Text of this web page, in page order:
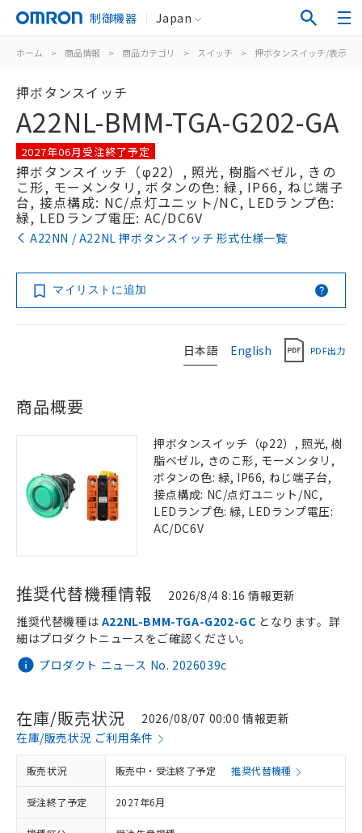
制御機器 Japan
ホーム > 商品情報 > 商品カテゴリ > スイッチ > 押ボタンスイッチ/表示灯
押ボタンスイッチ
A22NL-BMM-TGA-G202-GA
2027年06月受注終了予定
押ボタンスイッチ（φ22）, 照光, 樹脂ベゼル, きの
こ形, モーメンタリ, ボタンの色: 緑, IP66, ねじ端子
台, 接点構成: NC/点灯ユニット/NC, LEDランプ色:
緑, LEDランプ電圧: AC/DC6V
A22NN / A22NL 押ボタンスイッチ 形式仕様一覧
マイリストに追加
日本語 English PDF出力
商品概要
押ボタンスイッチ（φ22）, 照光, 樹
脂ベゼル, きのこ形, モーメンタリ,
ボタンの色: 緑, IP66, ねじ端子台,
接点構成: NC/点灯ユニット/NC,
LEDランプ色: 緑, LEDランプ電圧:
AC/DC6V
推奨代替機種情報 2026/8/4 8:16 情報更新
プロダクト ニュース No. 2026039c
推奨代替機種は A22NL-BMM-TGA-G202-GC となります。詳
細はプロダクトニュースをご確認ください。
在庫/販売状況
2026/08/07 00:00 情報更新
在庫/販売状況 ご利用条件
販売状況 販売中・受注終了予定 推奨代替機種
受注終了予定 2027年6月